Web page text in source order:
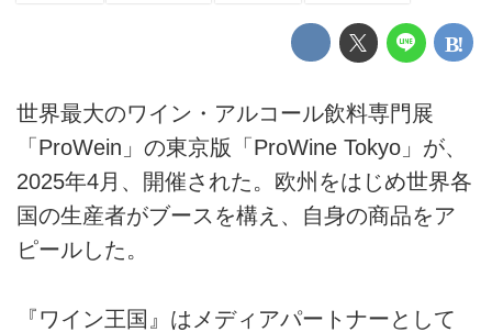
世界最大のワイン・アルコール飲料専門展
「ProWein」の東京版「ProWine Tokyo」が、
2025年4月、開催された。欧州をはじめ世界各
国の生産者がブースを構え、自身の商品をア
ピールした。
『ワイン王国』はメディアパートナーとして